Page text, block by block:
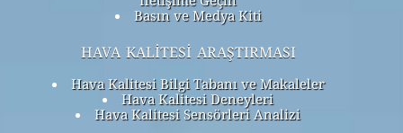
Basın ve Medya Kiti
hava kalitesi araştırması
Hava Kalitesi Bilgi Tabanı ve Makaleler
Hava Kalitesi Deneyleri
Hava Kalitesi Sensörleri Analizi